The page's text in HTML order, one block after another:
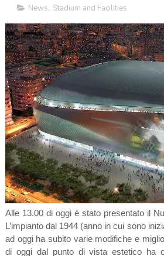
News, Stadium and Facilities
Alle 13.00 di oggi è stato presentato il
L’impianto dal 1944 (anno in cui sono
ad oggi ha subito varie modifiche e
di oggi dal punto di vista estetico ha